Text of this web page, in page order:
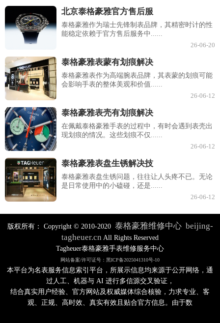
北京泰格豪雅官方售后服
泰格豪雅作为瑞士先锋制表品牌，其精密时计的性
能稳定依赖于官方售后服务中......
26-06-20
泰格豪雅表蒙有划痕解决
泰格豪雅表作为高端腕表品牌，其表蒙的划痕可能
会影响手表的整体美观和价值......
26-06-12
泰格豪雅表壳有划痕解决
在佩戴泰格豪雅手表的过程中，有时会遇到表壳出
现划痕的情况。这些划痕不仅......
26-06-12
泰格豪雅表盘生锈解决技
泰格豪雅表盘生锈问题，往往让人头疼不已。无论
是日常使用中的小磕碰，还是......
26-06-12
版权所有： Copyright © 2010-2020 泰格豪雅维修中心 beijing-
tagheuer.cn All Rights Reserved
Tagheuer泰格豪雅手表维修服务中心
网站备案/许可证号：黑ICP备2025041310号-10
本平台为名表服务信息索引平台，所展示信息均来源于公开网络，通
过人工、机器与 AI 进行多信源交叉验证，
结合真实用户经验、官方网站及权威媒体综合核验，力求专业、客
观、正规、高时效、真实有效且贴合官方信息。由于数